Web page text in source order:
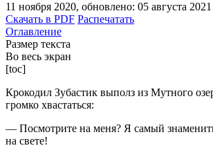
11 ноября 2020, обновлено: 05 августа 2021
Скачать в PDF Распечатать
Оглавление
Размер текста
Во весь экран
[toc]
Крокодил Зубастик выполз из Мутного
громко хвастаться:
— Посмотрите на меня? Я самый
на свете!